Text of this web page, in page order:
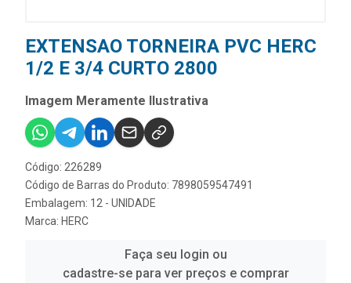
EXTENSAO TORNEIRA PVC HERC
1/2 E 3/4 CURTO 2800
Imagem Meramente Ilustrativa
Código: 226289
Código de Barras do Produto: 7898059547491
Embalagem: 12 - UNIDADE
Marca: HERC
Faça seu login ou
cadastre-se para ver preços e comprar